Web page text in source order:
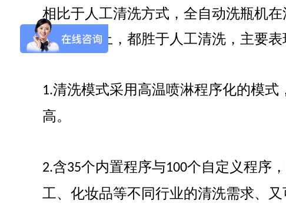
瓶机
机
F系列
全自动洗瓶机
Flash-3/F3经典版
全自动洗瓶机
智版
相比于人工清洗方式，全自动洗瓶机
皿的效率上，都胜于人工清洗，主要表
1.清洗模式采用高温喷淋程序化的模
高。
2.含35个内置程序与100个自定义程序
工、化妆品等不同行业的清洗需求、